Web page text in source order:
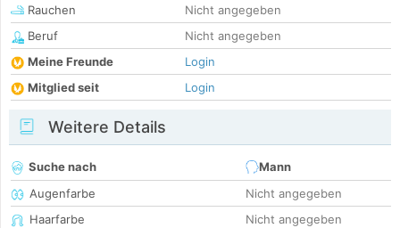
Rauchen
Nicht angegeben
Beruf
Nicht angegeben
Meine Freunde
Login
Mitglied seit
Login
Weitere Details
Suche nach
Mann
Augenfarbe
Nicht angegeben
Haarfarbe
Nicht angegeben